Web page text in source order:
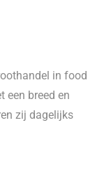
in food
een breed en
zij dagelijks